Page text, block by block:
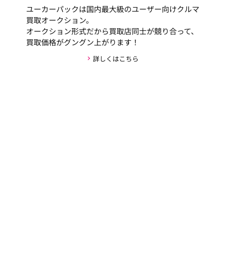
ユーカーパックは国内最大級のユーザー向けクルマ
買取オークション。
オークション形式だから買取店同士が競り合って、
買取価格がグングン上がります！
詳しくはこちら